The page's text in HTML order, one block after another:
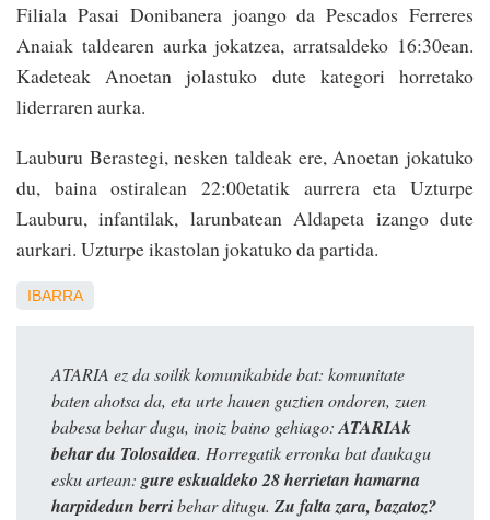
Filiala Pasai Donibanera joango da Pescados Ferreres
Anaiak taldearen aurka jokatzea, arratsaldeko 16:30ean.
Kadeteak Anoetan jolastuko dute kategori horretako
liderraren aurka.
Lauburu Berastegi, nesken taldeak ere, Anoetan jokatuko
du, baina ostiralean 22:00etatik aurrera eta Uzturpe
Lauburu, infantilak, larunbatean Aldapeta izango dute
aurkari. Uzturpe ikastolan jokatuko da partida.
IBARRA
ATARIA ez da soilik komunikabide bat: komunitate
baten ahotsa da, eta urte hauen guztien ondoren, zuen
babesa behar dugu, inoiz baino gehiago:ATARIAk
behar du Tolosaldea. Horregatik erronka bat daukagu
esku artean: gure eskualdeko 28 herrietan hamarna
harpidedun berribehar ditugu. Zu falta zara, bazatoz?